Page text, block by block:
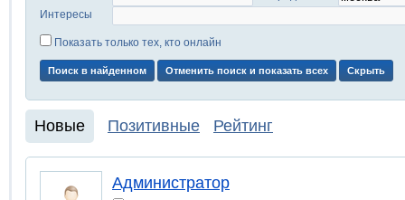
Интересы
Показать только тех, кто онлайн
Новые Позитивные Рейтинг
Администратор